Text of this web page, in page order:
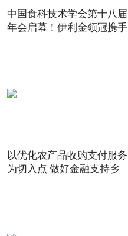
中国食科技术学会第十八届
年会启幕！伊利金领冠携手
以优化农产品收购支付服务
为切入点 做好金融支持乡